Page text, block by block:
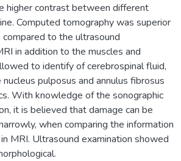
higher contrast between different
Computed tomography was superior
to the ultrasound
in addition to the muscles and
to identify of cerebrospinal fluid,
pulposus and annulus fibrosus
With knowledge of the sonographic
it is believed that damage can be
when comparing the information
MRI. Ultrasound examination showed